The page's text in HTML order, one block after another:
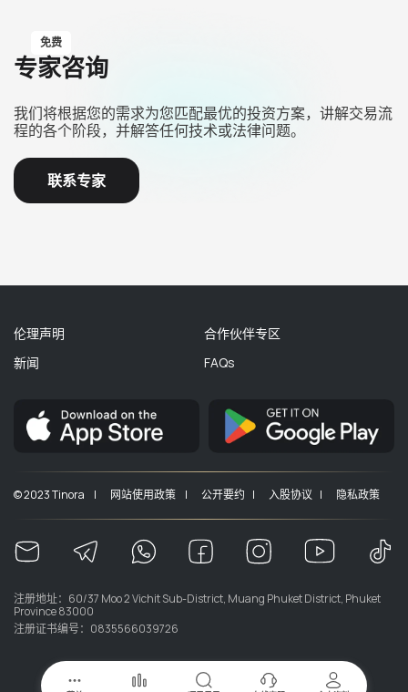
免费
专家咨询
我们将根据您的需求为您匹配最优的投资方案，讲解交易流
程的各个阶段，并解答任何技术或法律问题。
联系专家
伦理声明
新闻
合作伙伴专区
FAQs
© 2023 Tinora | 网站使用政策 | 公开要约 | 入股协议 | 隐私政策
注册地址：60/37 Moo 2 Vichit Sub-District, Muang Phuket District, Phuket
Province 83000
注册证书编号：0835566039726